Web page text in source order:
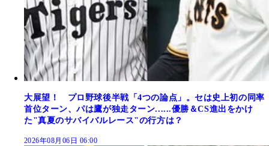
大展望！ プロ野球後半戦「4つの論点」。セは史上初の同率
首位ターン、パは鷹が独走ターン......優勝＆CS進出をかけ
た"真夏のサバイバルレース"の行方は？
2026年08月06日 06:00